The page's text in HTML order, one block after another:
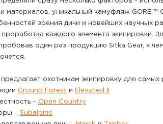
материалов, уникальный камуфляж GORE ™
зрения дичи и новейших научных
каждого элемента экипировки.
один раз продукцию Sitka Gear, к
охотникам экипировку для самых
Ground Forest и
Elevated II
– Open Country
– Subalpine